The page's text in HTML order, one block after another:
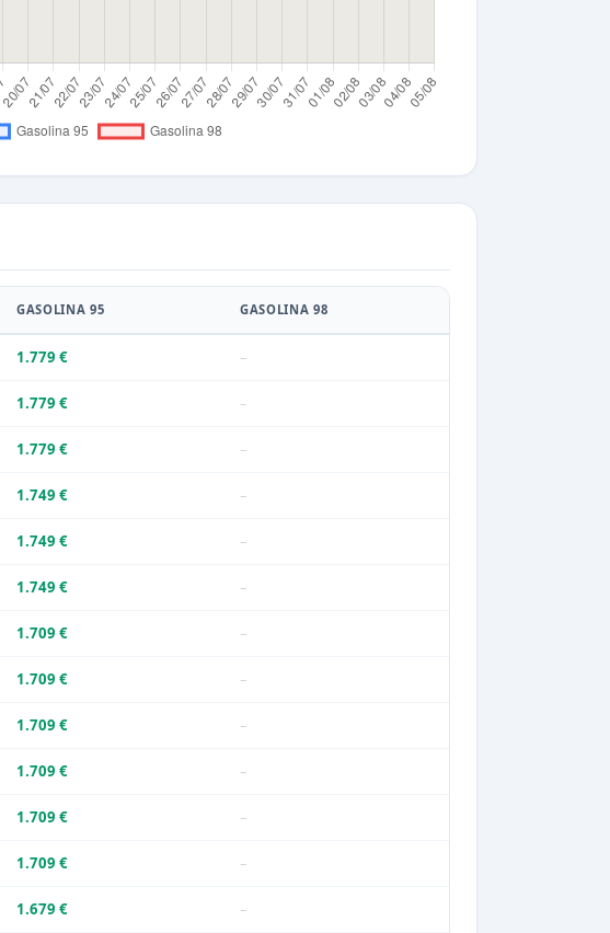
GASOLINA 95 GASOLINA 98
1.779 € –
1.779 € –
1.779 € –
1.749 € –
1.749 € –
1.749 € –
1.709 € –
1.709 € –
1.709 € –
1.709 € –
1.709 € –
1.709 € –
1.679 € –